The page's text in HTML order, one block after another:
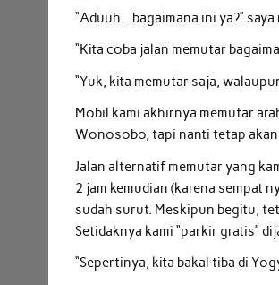
“Aduuh…bagaimana ini ya?”
“Kita coba jalan memutar
“Yuk, kita memutar saja,
Mobil kami akhirnya memutar
Wonosobo, tapi nanti tetap
Jalan alternatif memutar yang
2 jam kemudian (karena sempat
sudah surut. Meskipun begitu,
Setidaknya kami “parkir gratis”
“Sepertinya, kita bakal tiba di